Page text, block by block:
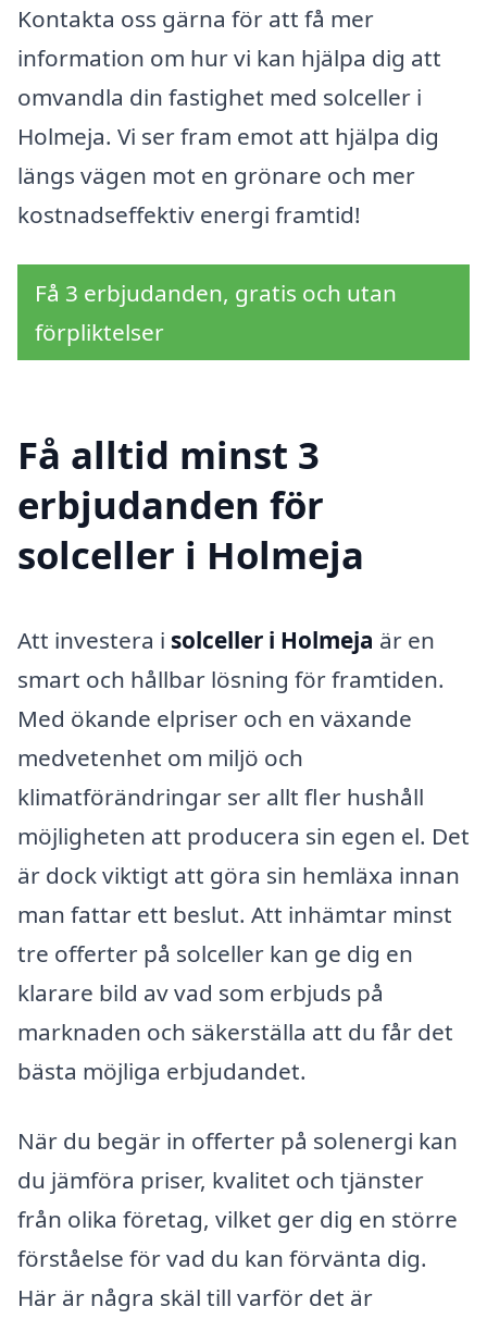
Kontakta oss gärna för att få mer
information om hur vi kan hjälpa dig att
omvandla din fastighet med solceller i
Holmeja. Vi ser fram emot att hjälpa dig
längs vägen mot en grönare och mer
kostnadseffektiv energi framtid!
Få 3 erbjudanden, gratis och utan
förpliktelser
Få alltid minst 3
erbjudanden för
solceller i Holmeja
Att investera i solceller i Holmeja är en
smart och hållbar lösning för framtiden.
Med ökande elpriser och en växande
medvetenhet om miljö och
klimatförändringar ser allt fler hushåll
möjligheten att producera sin egen el. Det
är dock viktigt att göra sin hemläxa innan
man fattar ett beslut. Att inhämtar minst
tre offerter på solceller kan ge dig en
klarare bild av vad som erbjuds på
marknaden och säkerställa att du får det
bästa möjliga erbjudandet.
När du begär in offerter på solenergi kan
du jämföra priser, kvalitet och tjänster
från olika företag, vilket ger dig en större
förståelse för vad du kan förvänta dig.
Här är några skäl till varför det är